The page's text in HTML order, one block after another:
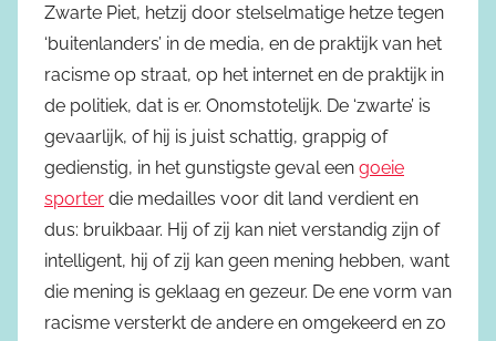
Zwarte Piet, hetzij door stelselmatige hetze tegen
‘buitenlanders’ in de media, en de praktijk van het
racisme op straat, op het internet en de praktijk in
de politiek, dat is er. Onomstotelijk. De ‘zwarte’ is
gevaarlijk, of hij is juist schattig, grappig of
gedienstig, in het gunstigste geval een goeie
sporter die medailles voor dit land verdient en
dus: bruikbaar. Hij of zij kan niet verstandig zijn of
intelligent, hij of zij kan geen mening hebben, want
die mening is geklaag en gezeur. De ene vorm van
racisme versterkt de andere en omgekeerd en zo